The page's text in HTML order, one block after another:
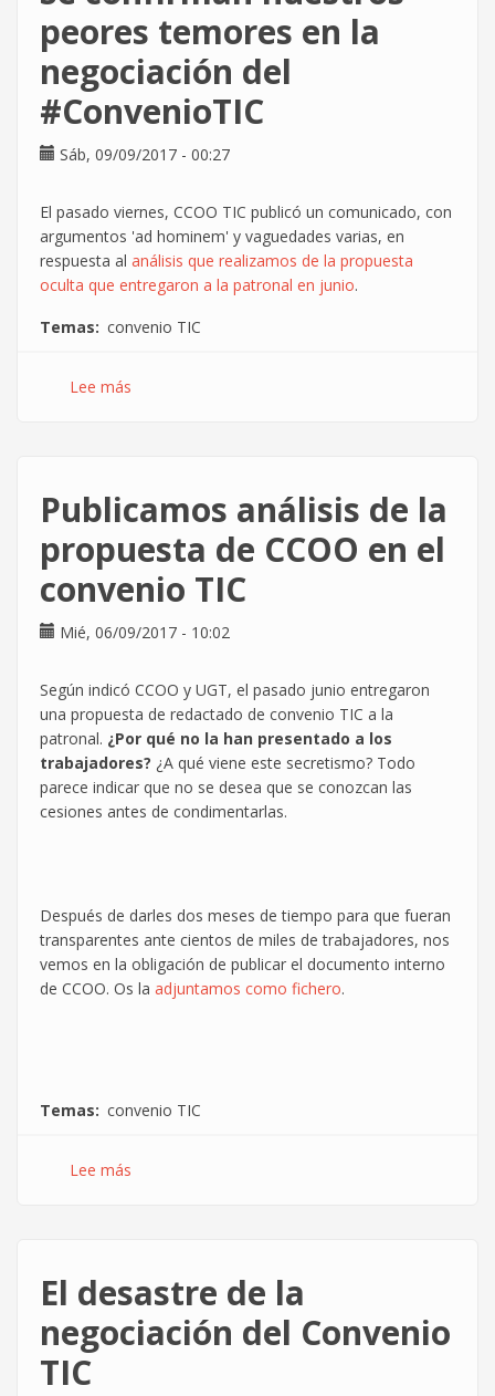
#ConvenioTIC
peores temores en la
negociación del
#ConvenioTIC
Sáb, 09/09/2017 - 00:27
El pasado viernes, CCOO TIC publicó un comunicado, con
argumentos 'ad hominem' y vaguedades varias, en
respuesta al análisis que realizamos de la propuesta
oculta que entregaron a la patronal en junio.
Temas
convenio TIC
Lee más
temores
la
negociación
del
#ConvenioTIC
Publicamos análisis de la
propuesta de CCOO en el
convenio TIC
Mié, 06/09/2017 - 10:02
Según indicó CCOO y UGT, el pasado junio entregaron
una propuesta de redactado de convenio TIC a la
patronal. ¿Por qué no la han presentado a los
trabajadores? ¿A qué viene este secretismo? Todo
parece indicar que no se desea que se conozcan las
cesiones antes de condimentarlas.
Después de darles dos meses de tiempo para que fueran
transparentes ante cientos de miles de trabajadores, nos
vemos en la obligación de publicar el documento interno
de CCOO. Os la adjuntamos como fichero.
Temas convenio TIC
Lee más
propuesta
de
CCOO
El desastre de la
negociación del Convenio
TIC